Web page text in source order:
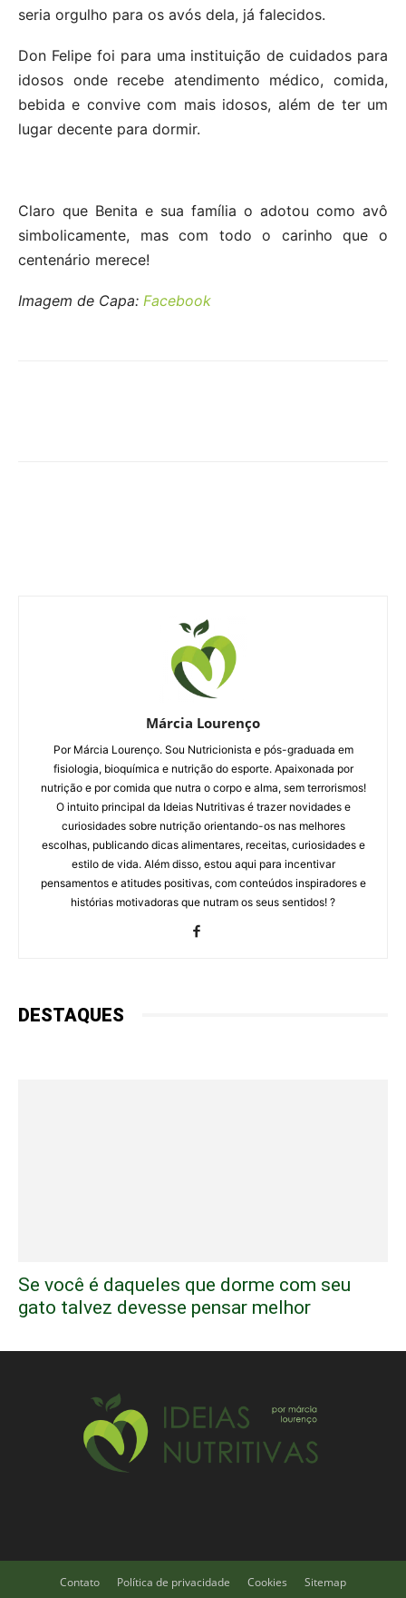
seria orgulho para os avós dela, já falecidos.
Don Felipe foi para uma instituição de cuidados para
idosos onde recebe atendimento médico, comida,
bebida e convive com mais idosos, além de ter um
lugar decente para dormir.
Claro que Benita e sua família o adotou como avô
simbolicamente, mas com todo o carinho que o
centenário merece!
Imagem de Capa: Facebook
Márcia Lourenço
Por Márcia Lourenço. Sou Nutricionista e pós-graduada em
fisiologia, bioquímica e nutrição do esporte. Apaixonada por
nutrição e por comida que nutra o corpo e alma, sem terrorismos!
O intuito principal da Ideias Nutritivas é trazer novidades e
curiosidades sobre nutrição orientando-os nas melhores
escolhas, publicando dicas alimentares, receitas, curiosidades e
estilo de vida. Além disso, estou aqui para incentivar
pensamentos e atitudes positivas, com conteúdos inspiradores e
histórias motivadoras que nutram os seus sentidos! ?
DESTAQUES
Se você é daqueles que dorme com seu
gato talvez devesse pensar melhor
Contato Política de privacidade Cookies Sitemap